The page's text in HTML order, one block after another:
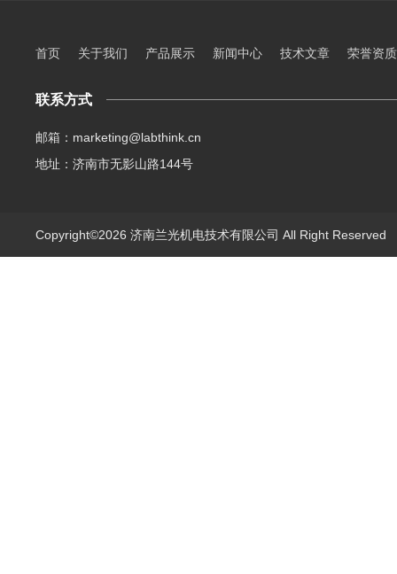
首页 关于我们 产品展示 新闻中心 技术文章 荣誉资质
联系方式
邮箱：marketing@labthink.cn
地址：济南市无影山路144号
Copyright©2026 济南兰光机电技术有限公司 All Right